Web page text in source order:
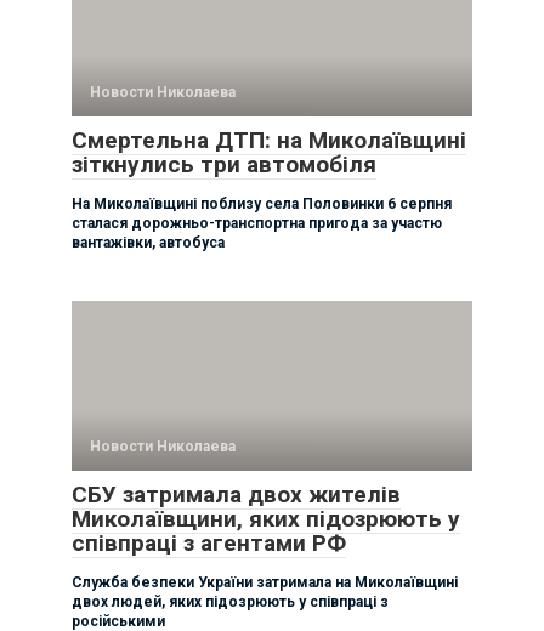
Новости Николаева
Смертельна ДТП: на Миколаївщині
зіткнулись три автомобіля
На Миколаївщині поблизу села Половинки 6 серпня
сталася дорожньо-транспортна пригода за участю
вантажівки, автобуса
Новости Николаева
СБУ затримала двох жителів
Миколаївщини, яких підозрюють у
співпраці з агентами РФ
Служба безпеки України затримала на Миколаївщині
двох людей, яких підозрюють у співпраці з
російськими